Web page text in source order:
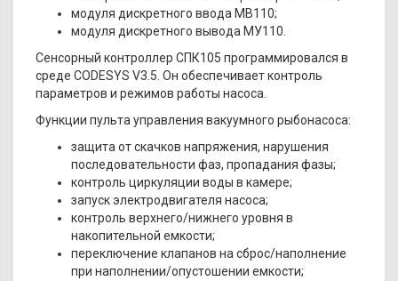
модуля дискретного ввода МВ110;
модуля дискретного вывода МУ110.
Сенсорный контроллер СПК105 программировался в
среде CODESYS V3.5. Он обеспечивает контроль
параметров и режимов работы насоса.
Функции пульта управления вакуумного рыбонасоса:
защита от скачков напряжения, нарушения
последовательности фаз, пропадания фазы;
контроль циркуляции воды в камере;
запуск электродвигателя насоса;
контроль верхнего/нижнего уровня в
накопительной емкости;
переключение клапанов на сброс/наполнение
при наполнении/опустошении емкости;